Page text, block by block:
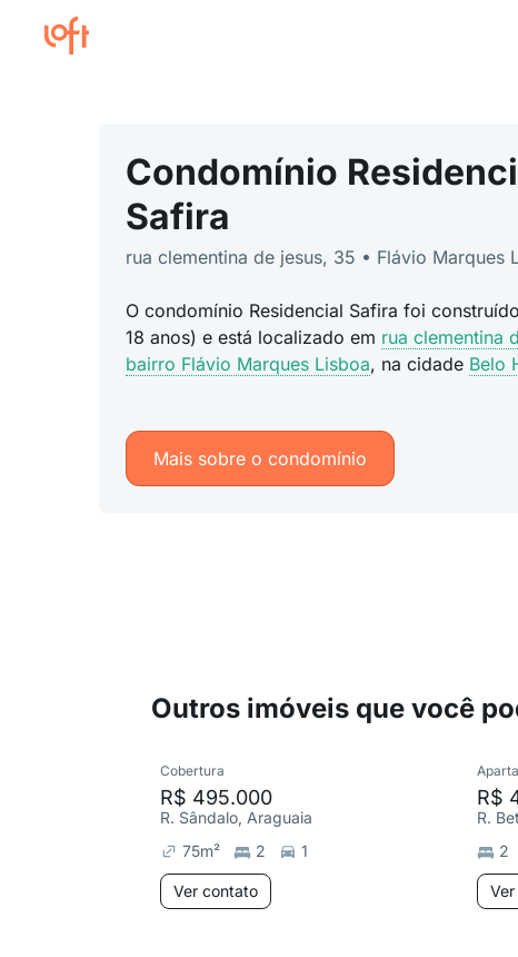
Condomínio
Safira
rua clementina de jesus, 35 • Flávio Marques
O condomínio Residencial Safira foi
18 anos) e está localizado em rua clementina
bairro Flávio Marques Lisboa, na cidade Belo
Mais sobre o condomínio
Outros imóveis que você
Cobertura
R$ 495.000
R. Sândalo, Araguaia
75m² 2 1
Ver contato
R$
R.
2